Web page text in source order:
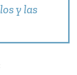
y las